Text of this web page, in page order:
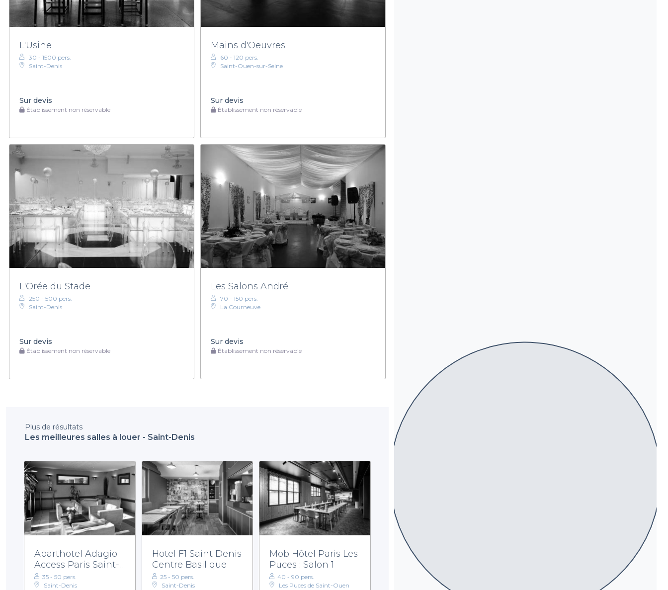
L'Usine
30 - 1500 pers.
Saint-Denis
Sur devis
Établissement non réservable
Mains d'Oeuvres
60 - 120 pers.
Saint-Ouen-sur-Seine
Sur devis
Établissement non réservable
L'Orée du Stade
250 - 500 pers.
Saint-Denis
Sur devis
Établissement non réservable
Les Salons André
70 - 150 pers.
La Courneuve
Sur devis
Établissement non réservable
Plus de résultats
Les meilleures salles à louer - Saint-Denis
Aparthotel Adagio
Access Paris Saint-
Denis Pleyel
35 - 50 pers.
Saint-Denis
Hotel F1 Saint Denis
Centre Basilique
25 - 50 pers.
Saint-Denis
Mob Hôtel Paris Les
Puces : Salon 1
40 - 90 pers.
Les Puces de Saint-Ouen